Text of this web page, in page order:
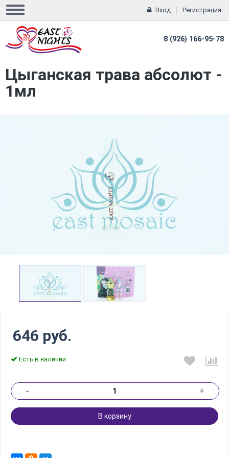
Вход Регистрация
8 (926) 166-95-78
Цыганская трава абсолют -
1мл
646 руб.
Есть в наличии
- +
В корзину